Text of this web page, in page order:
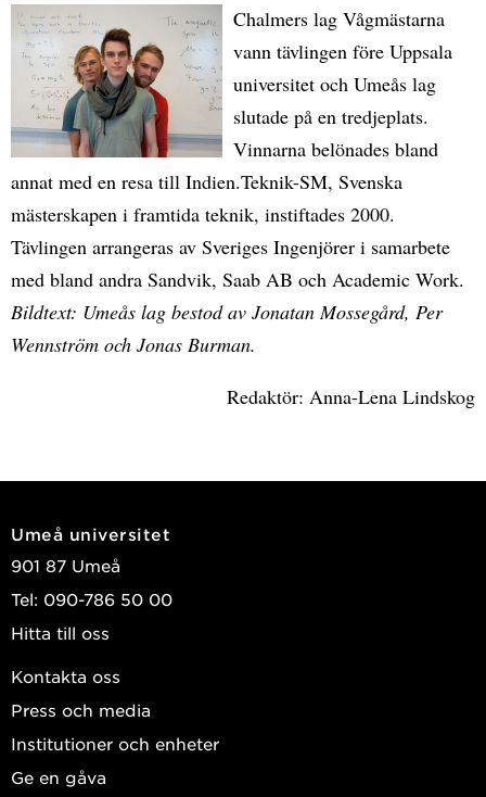
Chalmers lag Vågmästarna
vann tävlingen före Uppsala
universitet och Umeås lag
slutade på en tredjeplats.
Vinnarna belönades bland
annat med en resa till Indien.Teknik-SM, Svenska
mästerskapen i framtida teknik, instiftades 2000.
Tävlingen arrangeras av Sveriges Ingenjörer i samarbete
med bland andra Sandvik, Saab AB och Academic Work.
Bildtext: Umeås lag bestod av Jonatan Mossegård, Per
Wennström och Jonas Burman.
Redaktör: Anna-Lena Lindskog
Umeå universitet
901 87 Umeå
Tel: 090-786 50 00
Hitta till oss
Kontakta oss
Press och media
Institutioner och enheter
Ge en gåva